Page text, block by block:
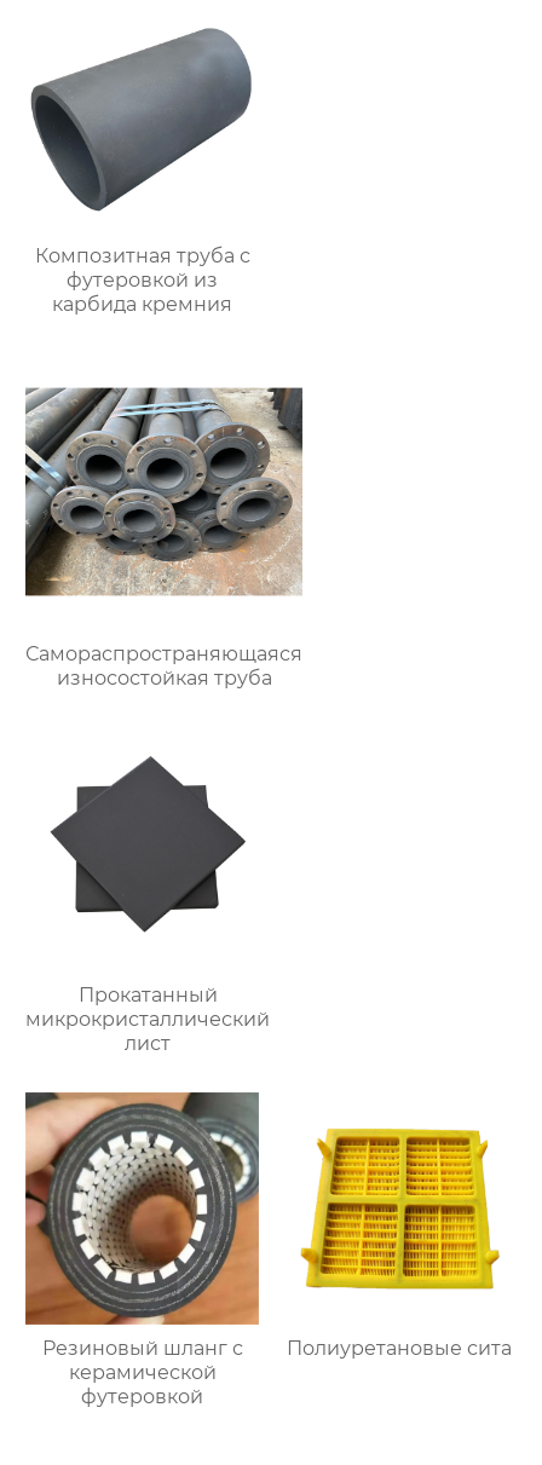
Композитная труба с
футеровкой из
карбида кремния
Самораспространяющаяся
износостойкая труба
Прокатанный
микрокристаллический
лист
Резиновый шланг с
керамической
футеровкой
Полиуретановые сита